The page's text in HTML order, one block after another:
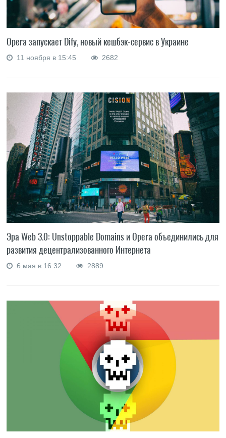
Opera запускает Dify, новый кешбэк-сервис в Украине
11 ноября в 15:45 2682
Эра Web 3.0: Unstoppable Domains и Opera объединились для
развития децентрализованного Интернета
6 мая в 16:32 2889